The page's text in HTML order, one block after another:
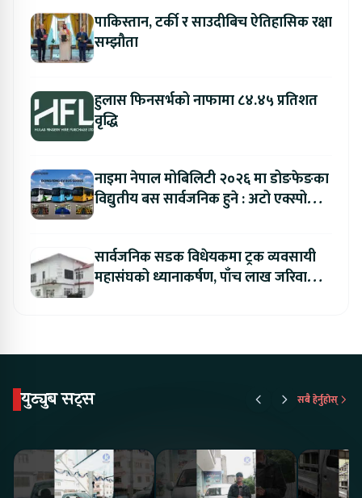
पाकिस्तान, टर्की र साउदीबिच ऐतिहासिक रक्षा
सम्झौता
हुलास फिनसर्भको नाफामा ८४.४५ प्रतिशत
वृद्धि
नाइमा नेपाल मोबिलिटी २०२६ मा डोङफेङका
विद्युतीय बस सार्वजनिक हुने : अटो एक्स्पोमा
सार्वजनिक सडक विधेयकमा ट्रक व्यवसायी
महासंघको ध्यानाकर्षण, पाँच लाख जरिवाना
युट्युब सट्स सबै हेर्नुहोस्